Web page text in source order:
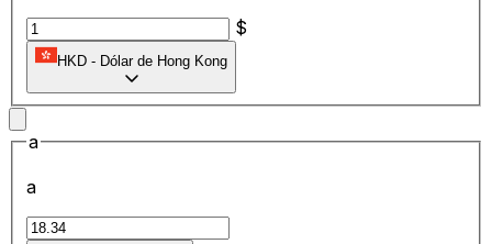
$
HKD - Dólar de Hong Kong
a
a